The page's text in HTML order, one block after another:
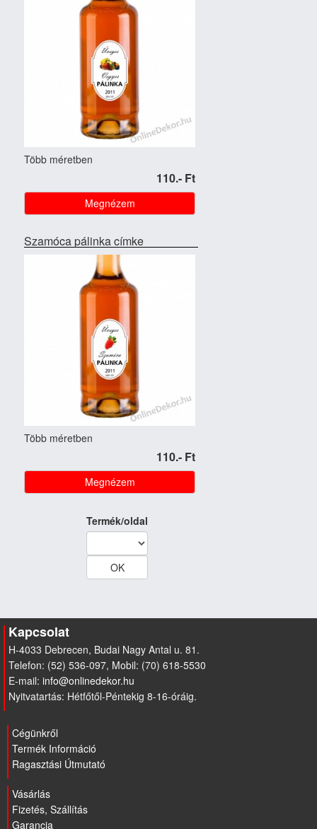
Több méretben
110.- Ft
Megnézem
Szamóca pálinka címke
Több méretben
110.- Ft
Megnézem
Termék/oldal
Kapcsolat
H-4033 Debrecen, Budai Nagy Antal u. 81.
Telefon: (52) 536-097, Mobil: (70) 618-5530
E-mail:
Nyitvatartás: Hétfőtől-Péntekig 8-16-óráig.
Cégünkről
Termék Információ
Ragasztási Útmutató
Vásárlás
Fizetés, Szállítás
Garancia